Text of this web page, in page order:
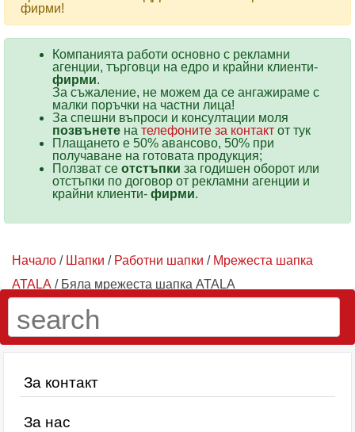
фирми!
Компанията работи основно с рекламни
агенции, търговци на едро и крайни клиенти-
фирми.
За съжаление, не можем да се ангажираме с
малки поръчки на частни лица!
За спешни въпроси и консултации моля
позвънете на телефоните за контакт от тук
Плащането е 50% авансово, 50% при
получаване на готовата продукция;
Ползват се отстъпки за годишен оборот или
отстъпки по договор от рекламни агенции и
крайни клиенти- фирми.
Начало / Шапки / Работни шапки / Мрежеста шапка
ATALA / Бяла мрежеста шапка ATALA
За контакт
За нас